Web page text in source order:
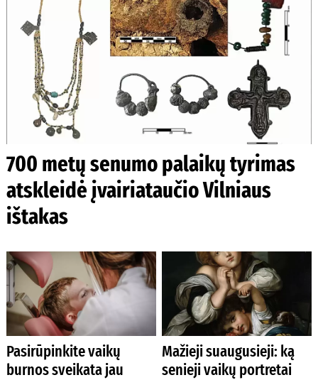
700 metų senumo palaikų tyrimas
atskleidė įvairiataučio Vilniaus
ištakas
Pasirūpinkite vaikų
burnos sveikata jau
Mažieji suaugusieji: ką
senieji vaikų portretai